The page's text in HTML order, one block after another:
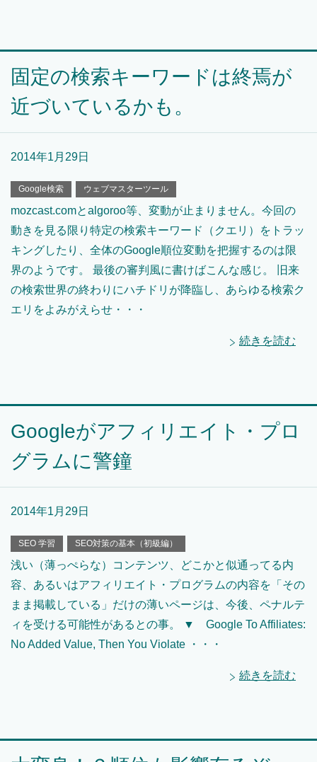
固定の検索キーワードは終焉が
近づいているかも。
2014年1月29日
Google検索 ウェブマスターツール
mozcast.comとalgoroo等、変動が止まりません。今回の
動きを見る限り特定の検索キーワード（クエリ）をトラッ
キングしたり、全体のGoogle順位変動を把握するのは限
界のようです。 最後の審判風に書けばこんな感じ。 旧来
の検索世界の終わりにハチドリが降臨し、あらゆる検索ク
エリをよみがえらせ・・・
続きを読む
Googleがアフィリエイト・プロ
グラムに警鐘
2014年1月29日
SEO 学習 SEO対策の基本（初級編）
浅い（薄っぺらな）コンテンツ、どこかと似通ってる内
容、あるいはアフィリエイト・プログラムの内容を「その
まま掲載している」だけの薄いページは、今後、ペナルテ
ィを受ける可能性があるとの事。 ▼ Google To Affiliates:
No Added Value, Then You Violate ・・・
続きを読む